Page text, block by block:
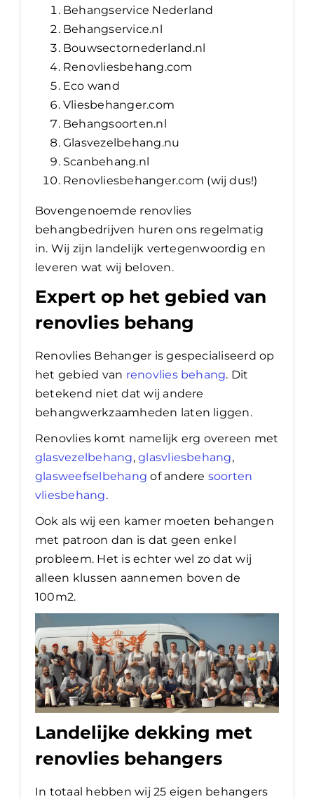
Behangservice Nederland
Behangservice.nl
Bouwsectornederland.nl
Renovliesbehang.com
Eco wand
Vliesbehanger.com
Behangsoorten.nl
Glasvezelbehang.nu
Scanbehang.nl
Renovliesbehanger.com (wij dus!)
Bovengenoemde renovlies
behangbedrijven huren ons regelmatig
in. Wij zijn landelijk vertegenwoordig en
leveren wat wij beloven.
Expert op het gebied van
renovlies behang
Renovlies Behanger is gespecialiseerd op
het gebied van renovlies behang. Dit
betekend niet dat wij andere
behangwerkzaamheden laten liggen.
Renovlies komt namelijk erg overeen met
glasvezelbehang,glasvliesbehang,
glasweefselbehang of andere soorten
vliesbehang.
Ook als wij een kamer moeten behangen
met patroon dan is dat geen enkel
probleem. Het is echter wel zo dat wij
alleen klussen aannemen boven de
100m2.
Landelijke dekking met
renovlies behangers
In totaal hebben wij 25 eigen behangers